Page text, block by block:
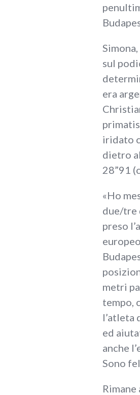
sul
era
iridato
dietro
28”91
«Ho
due/tre
preso
metri
tempo,
l’atleta
ed
anche
Sono